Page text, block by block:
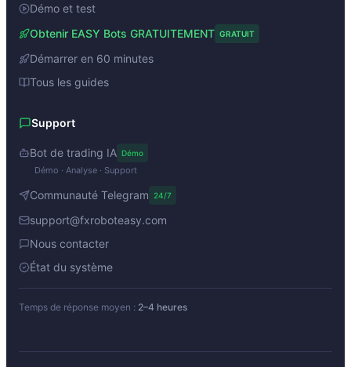
Démo et test
Obtenir EASY Bots GRATUITEMENT GRATUIT
Démarrer en 60 minutes
Tous les guides
Support
Bot de trading IA Démo
Démo · Analyse · Support
Communauté Telegram 24/7
support@fxroboteasy.com
Nous contacter
État du système
Temps de réponse moyen : 2–4 heures